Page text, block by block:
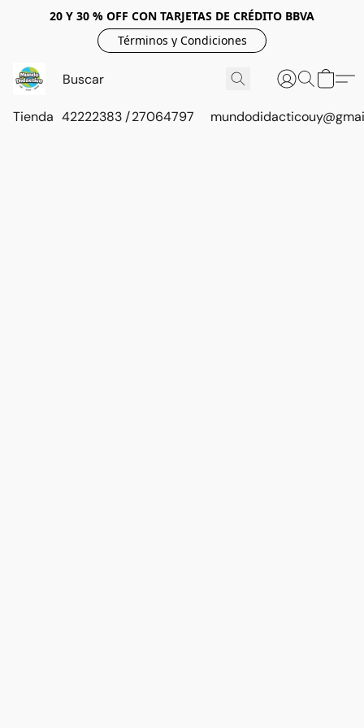
20 Y 30 % OFF CON TARJETAS DE CRÉDITO BBVA
Términos y Condiciones
Tienda 42222383 / 27064797